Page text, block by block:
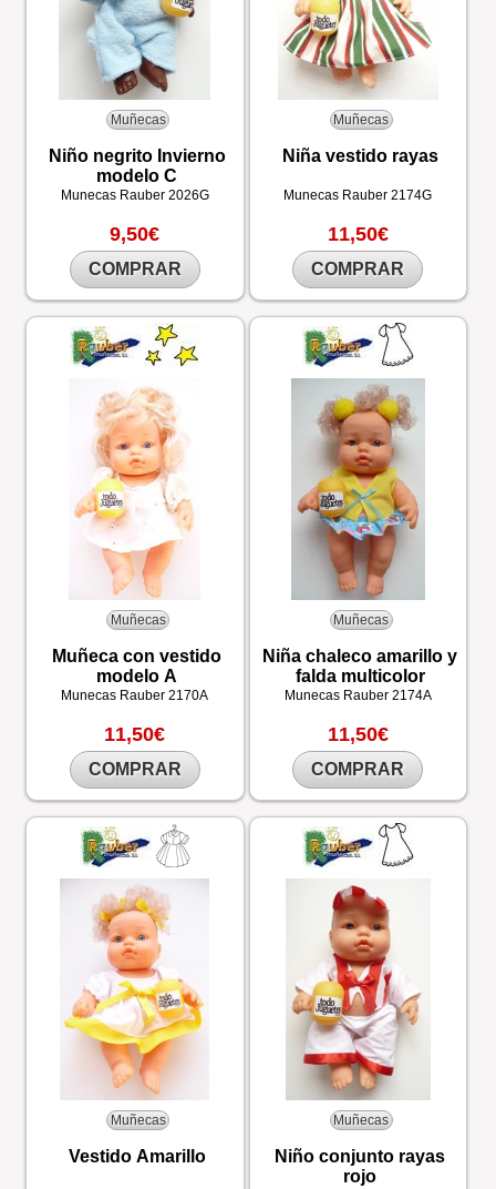
Muñecas
Niño negrito Invierno
modelo C
Munecas Rauber 2026G
9,50€
COMPRAR
Muñecas
Niña vestido rayas
Munecas Rauber2174G
11,50€
COMPRAR
Muñecas
Muñeca con vestido
modelo A
Munecas Rauber2170A
11,50€
COMPRAR
Muñecas
Niña chaleco amarillo y
falda multicolor
Munecas Rauber 2174A
11,50€
COMPRAR
Muñecas
Vestido Amarillo
Muñecas
Niño conjunto rayas
rojo